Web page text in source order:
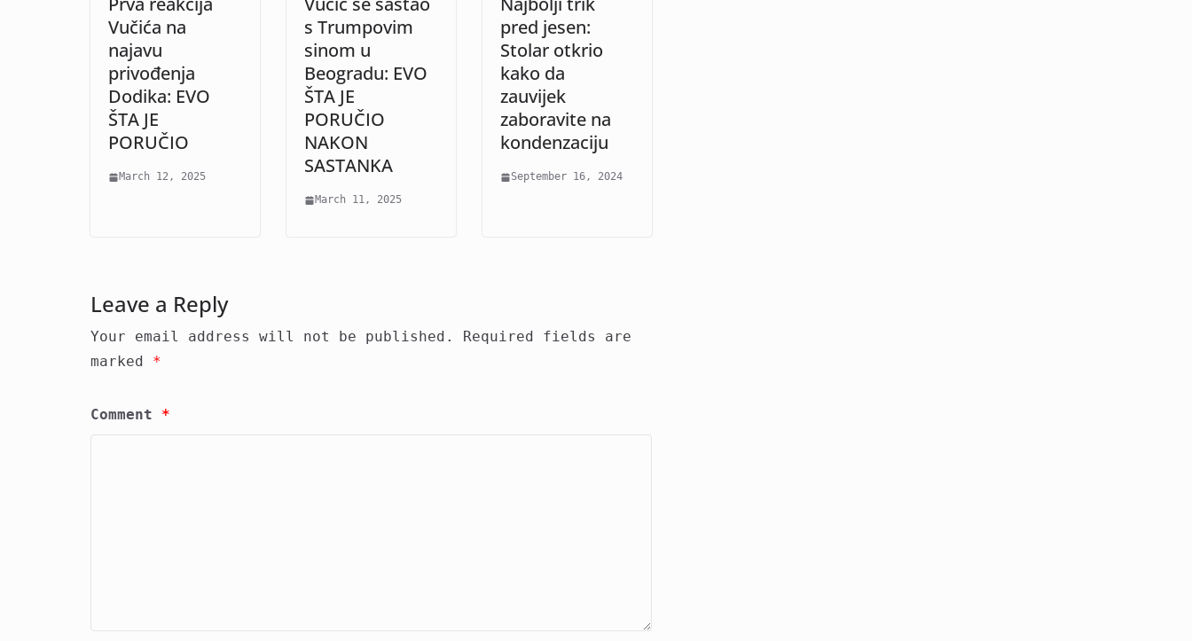
Vučića na
najavu
privođenja
Dodika: EVO
ŠTA JE
PORUČIO
March 12, 2025
s Trumpovim
sinom u
Beogradu: EVO
ŠTA JE
PORUČIO
NAKON
SASTANKA
March 11, 2025
pred jesen:
Stolar otkrio
kako da
zauvijek
zaboravite na
kondenzaciju
September 16, 2024
Leave a Reply
Your email address will not be published.
Required fields are
marked *
Comment *